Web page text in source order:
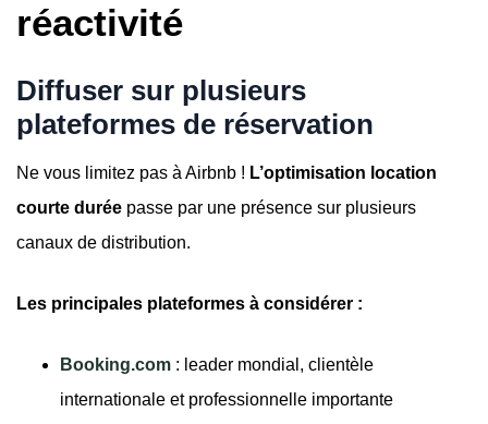
réactivité
Diffuser sur plusieurs
plateformes de réservation
Ne vous limitez pas à Airbnb ! L’optimisation location
courte durée passe par une présence sur plusieurs
canaux de distribution.
Les principales plateformes à considérer :
Booking.com : leader mondial, clientèle
internationale et professionnelle importante